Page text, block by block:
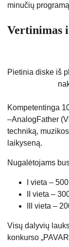
minučių
Vertinimas
Pietinia diske iš
Kompetentinga
–AnalogFather
techniką,
laikyseną.
Nugalėtojams
I vieta –
II vieta –
III vieta –
Visų dalyvių
konkurso